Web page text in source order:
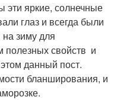
эти яркие, солнечные
глаз и всегда были
зиму для
свойств и
данный пост.
бланширования, и